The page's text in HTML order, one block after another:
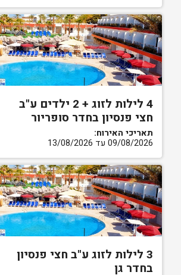
4 לילות לזוג + 2 ילדים ע"ב
חצי פנסיון בחדר סופריור
תאריכי האירוח:
09/08/2026 עד 13/08/2026
3 לילות לזוג ע"ב חצי פנסיון
בחדר גן